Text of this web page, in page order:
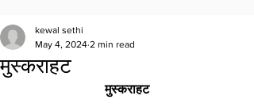
मुस्कराहट
kewal sethi
May 4, 2024 2 min read
मुस्कराहट